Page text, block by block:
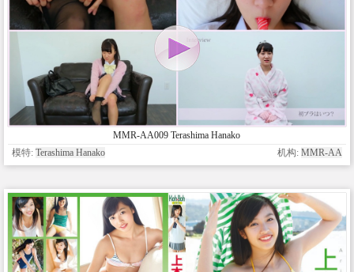
MMR-AA009 Terashima Hanako
模特: Terashima Hanako 机构: MMR-AA